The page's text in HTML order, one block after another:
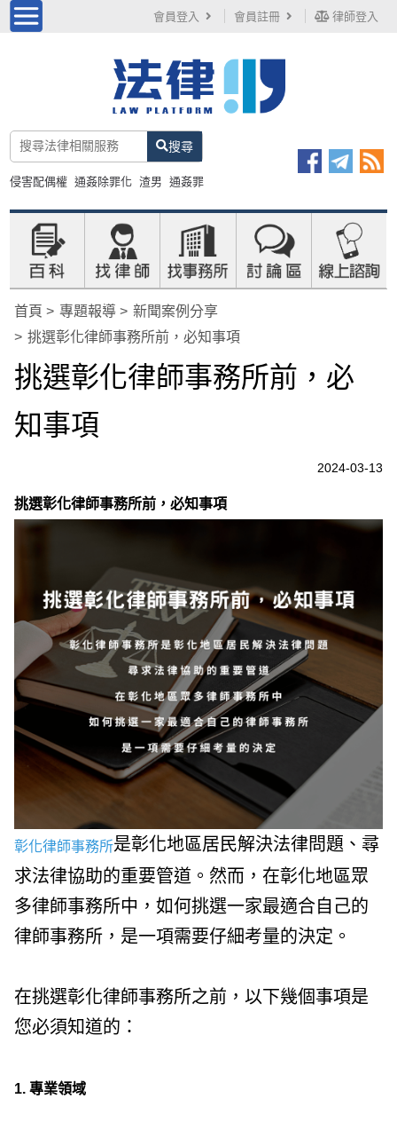
會員登入 會員註冊 律師登入
搜尋
侵害配偶權 通姦除罪化 渣男 通姦罪
首頁 專題報導
新聞案例分享
挑選彰化律師事務所前，必知事項
挑選彰化律師事務所前，必
知事項
2024-03-13
挑選彰化律師事務所前，必知事項
彰化律師事務所是彰化地區居民解決法律問題、尋
求法律協助的重要管道。然而，在彰化地區眾
多律師事務所中，如何挑選一家最適合自己的
律師事務所，是一項需要仔細考量的決定。
在挑選彰化律師事務所之前，以下幾個事項是
您必須知道的：
1. 專業領域